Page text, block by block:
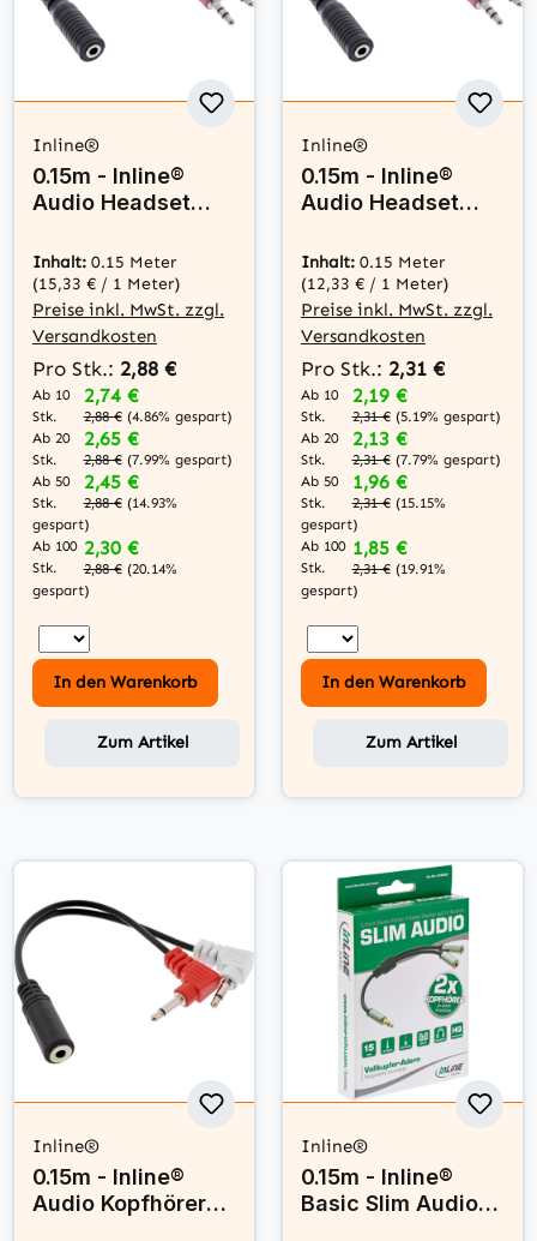
Inline®
0.15m - Inline®
Audio Headset
3,5mm Stecker an
3,5mm Buchse
CTIA
Inhalt: 0.15 Meter
(15,33 € / 1 Meter)
Preise inkl. MwSt. zzgl.
Versandkosten
Pro Stk.: 2,88 €
Ab 10
Stk.
2,74 €
2,88 € (4.86% gespart)
Ab 20
Stk.
2,65 €
2,88 € (7.99% gespart)
Ab 50
Stk.
2,45 €
2,88 € (14.93%
gespart)
Ab 100
Stk.
2,30 €
2,88 € (20.14%
gespart)
In den Warenkorb
Zum Artikel
Inline®
0.15m - Inline®
Audio Headset
3,5mm Stecker an
3,5mm Buchse
OMTP
Inhalt: 0.15 Meter
(12,33 € / 1 Meter)
Preise inkl. MwSt. zzgl.
Versandkosten
Pro Stk.: 2,31 €
Ab 10
Stk.
2,19 €
2,31 € (5.19% gespart)
Ab 20
Stk.
2,13 €
2,31 € (7.79% gespart)
Ab 50
Stk.
1,96 €
2,31 € (15.15%
gespart)
Ab 100
Stk.
1,85 €
2,31 € (19.91%
gespart)
In den Warenkorb
Zum Artikel
Inline®
0.15m - Inline®
Audio Kopfhörer
Inline®
0.15m - Inline®
Basic Slim Audio